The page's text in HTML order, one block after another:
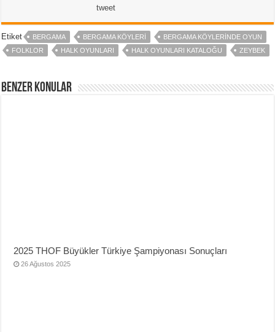
tweet
Etiket BERGAMA BERGAMA KÖYLERI
BERGAMA KÖYLERINDE OYUN
FOLKLOR
HALK OYUNLARI HALK OYUNLARI KATALOĞU ZEYBEK
Benzer Konular
2025 THOF Büyükler Türkiye Şampiyonası Sonuçları
26 Ağustos 2025